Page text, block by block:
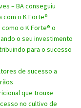
– BA conseguiu
com o K Forte®
o K Forte® o
o seu investimento
para o sucesso
de sucesso a
que trouxe
no cultivo de